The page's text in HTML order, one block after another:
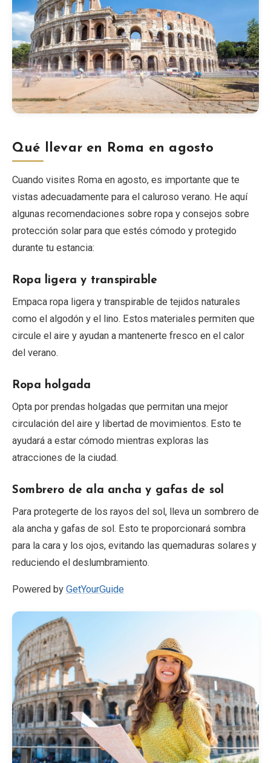
Qué llevar en Roma en agosto
Cuando visites Roma en agosto, es importante que te
vistas adecuadamente para el caluroso verano. He aquí
algunas recomendaciones sobre ropa y consejos sobre
protección solar para que estés cómodo y protegido
durante tu estancia:
Ropa ligera y transpirable
Empaca ropa ligera y transpirable de tejidos naturales
como el algodón y el lino. Estos materiales permiten que
circule el aire y ayudan a mantenerte fresco en el calor
del verano.
Ropa holgada
Opta por prendas holgadas que permitan una mejor
circulación del aire y libertad de movimientos. Esto te
ayudará a estar cómodo mientras exploras las
atracciones de la ciudad.
Sombrero de ala ancha y gafas de sol
Para protegerte de los rayos del sol, lleva un sombrero de
ala ancha y gafas de sol. Esto te proporcionará sombra
para la cara y los ojos, evitando las quemaduras solares y
reduciendo el deslumbramiento.
Powered by GetYourGuide